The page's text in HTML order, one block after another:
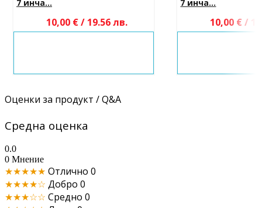
7 инча...
10,00 € / 19.56 лв.
7 инча...
10,00 € /
Оценки за продукт / Q&A
Средна оценка
0.0
0 Мнение
★★★★★ Отлично 0
★★★★☆ Добро 0
★★★☆☆ Средно 0